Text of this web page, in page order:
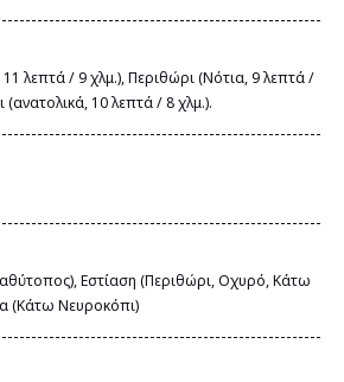
λεπτά / 9 χλμ.), Περιθώρι (Νότια, 9 λεπτά /
10 λεπτά / 8 χλμ.).
Εστίαση (Περιθώρι, Οχυρό, Κάτω
(Κάτω Νευροκόπι)